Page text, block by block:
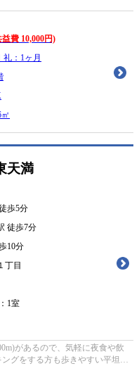
費 10,000円)
礼：1ヶ月
天満
歩5分
徒歩7分
10分
丁目
1室
があるので、気軽に夜食や飲
グをする方も歩きやすい平坦な